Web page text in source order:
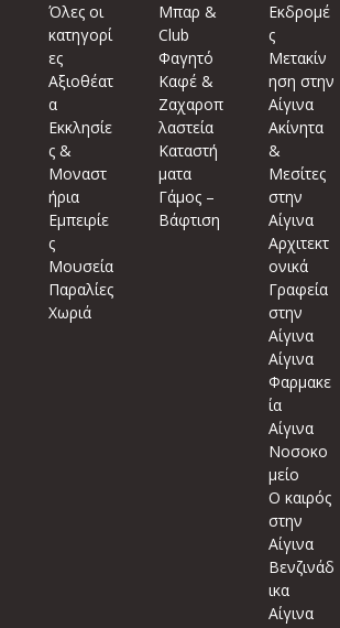
Όλες οι
κατηγορί
ες
Αξιοθέατ
α
Εκκλησίε
ς &
Μοναστ
ήρια
Εμπειρίε
ς
Μουσεία
Παραλίες
Χωριά
Μπαρ &
Club
Φαγητό
Καφέ &
Ζαχαροπ
λαστεία
Καταστή
ματα
Γάμος –
Βάφτιση
Εκδρομέ
ς
Μετακίν
ηση στην
Αίγινα
Ακίνητα
&
Μεσίτες
στην
Αίγινα
Αρχιτεκτ
ονικά
Γραφεία
στην
Αίγινα
Αίγινα
Φαρμακε
ία
Αίγινα
Νοσοκο
μείο
Ο καιρός
στην
Αίγινα
Βενζινάδ
ικα
Αίγινα